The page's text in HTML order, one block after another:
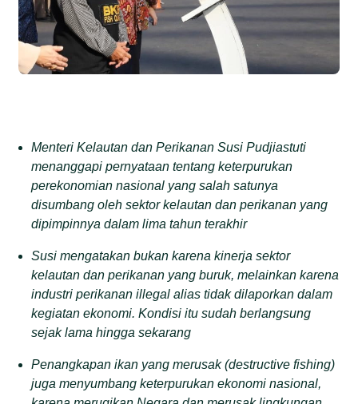
Menteri Kelautan dan Perikanan Susi Pudjiastuti
menanggapi pernyataan tentang keterpurukan
perekonomian nasional yang salah satunya
disumbang oleh sektor kelautan dan perikanan yang
dipimpinnya dalam lima tahun terakhir
Susi mengatakan bukan karena kinerja sektor
kelautan dan perikanan yang buruk, melainkan karena
industri perikanan illegal alias tidak dilaporkan dalam
kegiatan ekonomi. Kondisi itu sudah berlangsung
sejak lama hingga sekarang
Penangkapan ikan yang merusak (destructive fishing)
juga menyumbang keterpurukan ekonomi nasional,